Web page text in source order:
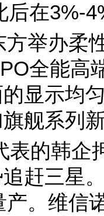
后在3%-
方举办柔
全能高
显示均
舰系列
表的韩企
赶三星
产。维信